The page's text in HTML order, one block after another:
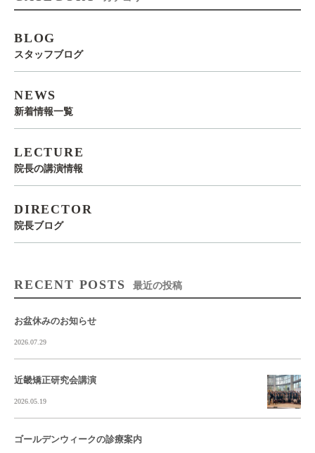
BLOG
スタッフブログ
NEWS
新着情報一覧
LECTURE
院長の講演情報
DIRECTOR
院長ブログ
RECENT POSTS 最近の投稿
お盆休みのお知らせ
2026.07.29
近畿矯正研究会講演
2026.05.19
ゴールデンウィークの診療案内